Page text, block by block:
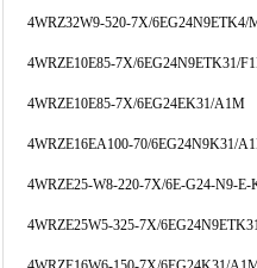
4WRZ32W9-520-7X/6EG24N9ETK4/
4WRZE10E85-7X/6EG24N9ETK31/
4WRZE10E85-7X/6EG24EK31/A1M
4WRZE16EA100-70/6EG24N9K31/
4WRZE25-W8-220-7X/6E-G24-N9-
4WRZE25W5-325-7X/